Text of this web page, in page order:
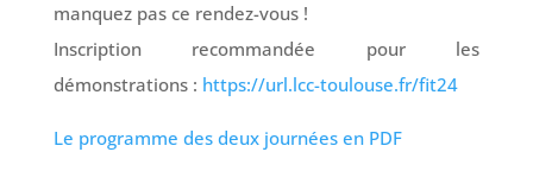
manquez pas ce rendez-vous !
Inscription recommandée pour les
démonstrations : https://url.lcc-toulouse.fr/fit24
Le programme des deux journées en PDF